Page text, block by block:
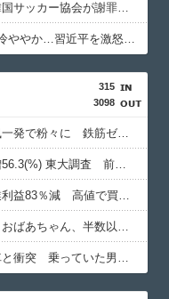
「まさに惨めな状況にある」韓国サッカー協会が謝罪文を公表
【竹外交】米国は曖昧､韓国は冷ややか…習近平を激怒させた高市発言に｢無言の支持｣を示した国の大胆な手法
315
3098
【悲報】中国、橋の欄干が強風一発で粉々に 鉄筋ゼロ 当局「接着剤でくっつけただけ」「正常で、品質問題はない」
「外国人受け入れ反対」大幅増56.3(%) 東大調査 前回から20ポイント以上の爆増
【悲報】コメ卸大手さん、営業利益83％減 高値で買い込んだ米が売れず「損切り祭り」開幕へ
【朗報】日本のおじいちゃん・おばあちゃん、半数以上がSNSを使いこなしていたｗｗｗｗｗ
【鹿児島】突然右折し路面電車と衝突 乗っていた男女3人は車を放置しダッシュで逃走中